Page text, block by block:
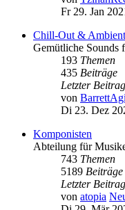
Fr 29. Jan
Chill-Out & Ambient
Gemütliche Sounds
193 Themen
435 Beiträge
Letzter Beitrag
von
Di 23. Dez
Komponisten
Abteilung für
743 Themen
5189 Beiträge
Letzter Beitrag
von atopia